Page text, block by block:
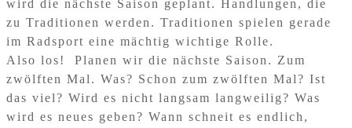
wird die nächste Saison geplant. Handlungen, die
zu Traditionen werden. Traditionen spielen gerade
im Radsport eine mächtig wichtige Rolle.
Also los! Planen wir die nächste Saison. Zum
zwölften Mal. Was? Schon zum zwölften Mal? Ist
das viel? Wird es nicht langsam langweilig? Was
wird es neues geben? Wann schneit es endlich,